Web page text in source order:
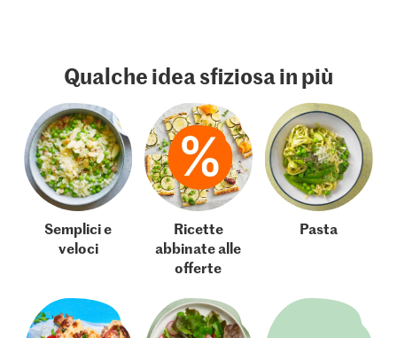
Qualche idea sfiziosa in più
Semplici e
veloci
Ricette
abbinate alle
offerte
Pasta